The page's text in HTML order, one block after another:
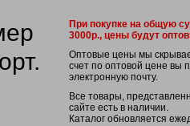
При покупке на общую
3000р., цены будут
Оптовые цены мы
счет по оптовой цене вы
электронную почту.
Все товары,
сайте есть в наличии.
Каталог обновляется